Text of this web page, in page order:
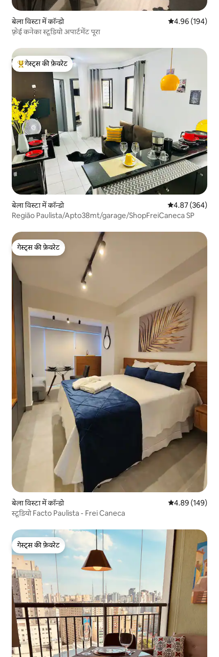
बेला विस्टा में कॉन्डो औसत रेटिंग 5 में से
4.96 (194)
फ़्रेई कनेका स्टूडियो अपार्टमेंट पूरा
गेस्ट्स का टॉप फ़ेवरेट
गेस्ट्स की फ़ेवरेट
बेला विस्टा में कॉन्डो औसत रेटिंग 5 में से
4.87 (364)
Região Paulista/Apto38mt/garage/ShopFreiCaneca SP
गेस्ट्स की फ़ेवरेट
गेस्ट्स की फ़ेवरेट
बेला विस्टा में कॉन्डो औसत रेटिंग 5 में से
4.89 (149)
स्टूडियो Facto Paulista - Frei Caneca
गेस्ट्स की फ़ेवरेट
गेस्ट्स की फ़ेवरेट